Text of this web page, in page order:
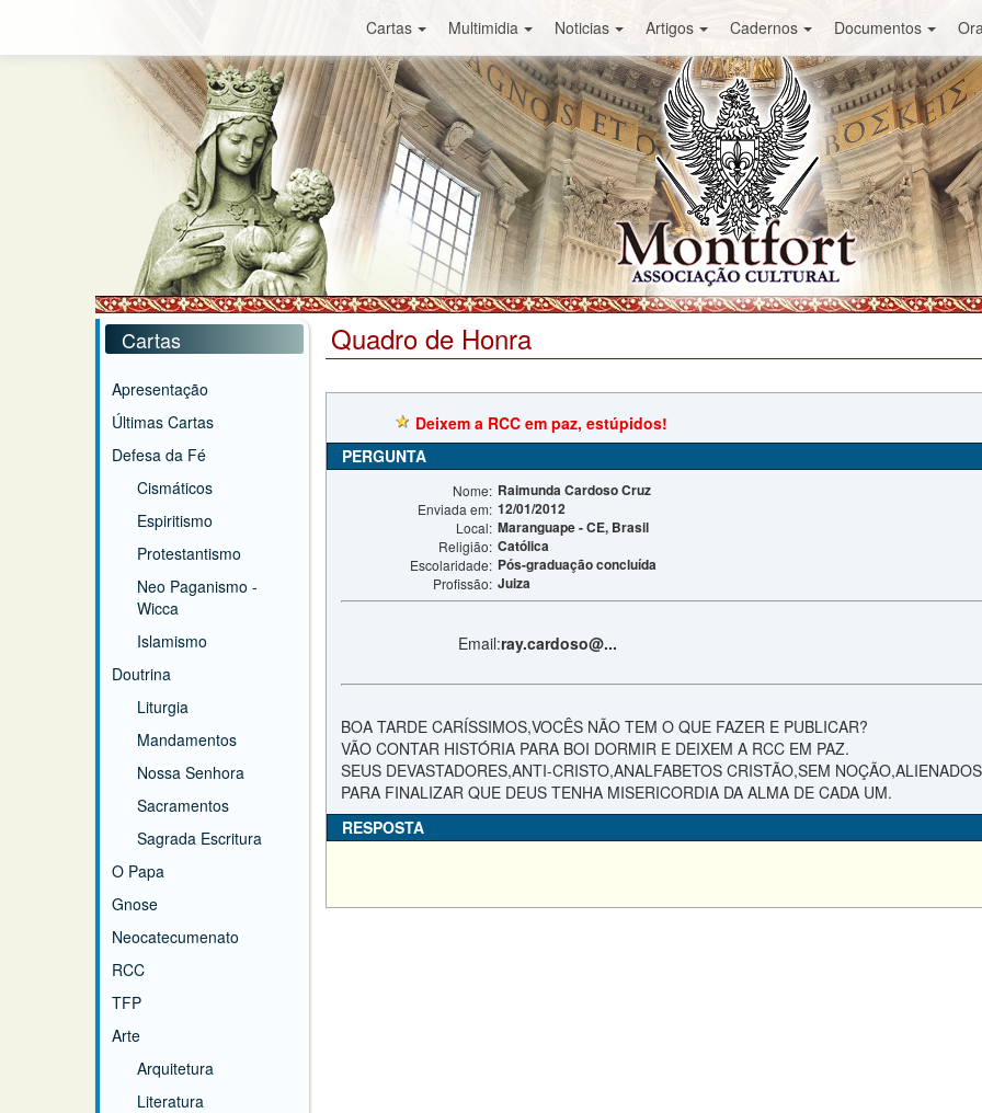
Cartas Multimidia Noticias Artigos Cadernos Documentos
Cartas
Apresentação
Últimas Cartas
Defesa da Fé
Cismáticos
Espiritismo
Protestantismo
Neo Paganismo -
Wicca
Islamismo
Doutrina
Liturgia
Mandamentos
Nossa Senhora
Sacramentos
Sagrada Escritura
O Papa
Gnose
Neocatecumenato
RCC
TFP
Arte
Arquitetura
Literatura
Quadro de Honra
Deixem a RCC em paz, estúpidos!
PERGUNTA
Nome: Raimunda Cardoso Cruz
Enviada em: 12/01/2012
Local: Maranguape - CE, Brasil
Religião: Católica
Escolaridade: Pós-graduação concluída
Profissão: Juiza
Email:ray.cardoso@...
BOA TARDE CARÍSSIMOS,VOCÊS NÃO TEM O QUE FAZER E PUBLICAR?
VÃO CONTAR HISTÓRIA PARA BOI DORMIR E DEIXEM A RCC EM PAZ.
SEUS DEVASTADORES,ANTI-CRISTO,ANALFABETOS CRISTÃO,SEM
PARA FINALIZAR QUE DEUS TENHA MISERICORDIA DA ALMA DE CADA UM.
RESPOSTA